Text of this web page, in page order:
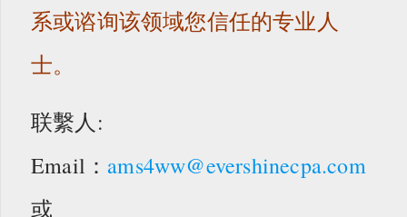
系或谘询该领域您信任的专业人
士。
联繫人:
Email： ams4ww@evershinecpa.com
或